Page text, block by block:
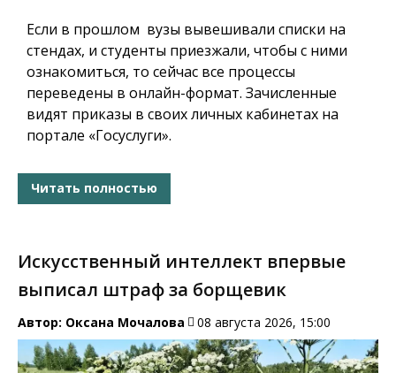
Если в прошлом вузы вывешивали списки на
стендах, и студенты приезжали, чтобы с ними
ознакомиться, то сейчас все процессы
переведены в онлайн-формат. Зачисленные
видят приказы в своих личных кабинетах на
портале «Госуслуги».
Читать полностью
Искусственный интеллект впервые
выписал штраф за борщевик
Автор: Оксана Мочалова 08 августа 2026, 15:00